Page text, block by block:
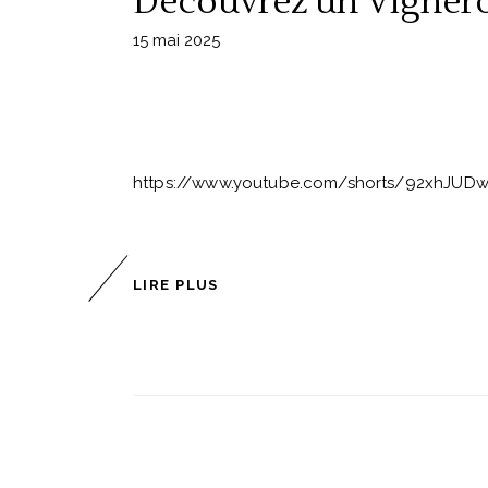
15 mai 2025
https://www.youtube.com/shorts/
LIRE PLUS